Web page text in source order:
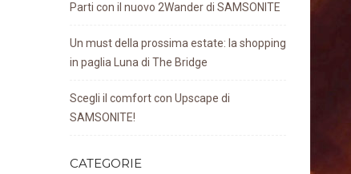
Parti con il nuovo 2Wander di SAMSONITE
Un must della prossima estate: la shopping
in paglia Luna di The Bridge
Scegli il comfort con Upscape di
SAMSONITE!
CATEGORIE